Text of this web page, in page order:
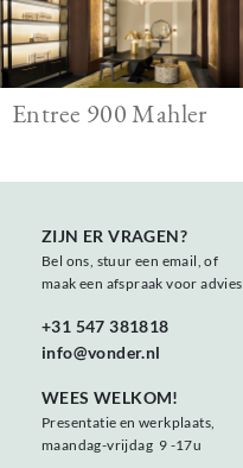
Entree 900 Mahler
ZIJN ER VRAGEN?
Bel ons, stuur een email, of
maak een afspraak voor advies.
+31 547 381818
info@vonder.nl
WEES WELKOM!
Presentatie en werkplaats,
maandag-vrijdag 9 -17u